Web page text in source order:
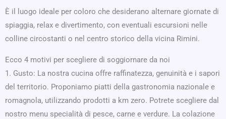
È il luogo ideale per coloro che desiderano alternare giornate di
spiaggia, relax e divertimento, con eventuali escursioni nelle
colline circostanti o nel centro storico della vicina Rimini.
Ecco 4 motivi per scegliere di soggiornare da noi
1. Gusto: La nostra cucina offre raffinatezza, genuinità e i sapori
del territorio. Proponiamo piatti della gastronomia nazionale e
romagnola, utilizzando prodotti a km zero. Potrete scegliere dal
nostro menu specialità di pesce, carne e verdure. La colazione